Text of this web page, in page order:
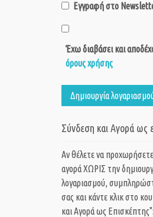
Εγγραφή στο
Έχω διαβάσει και
όρους χρήσης
Δημιουργία
Σύνδεση και Αγορά ως
Αν θέλετε να
αγορά ΧΩΡΙΣ την
λογαριασμού,
σας και κάντε κλικ στο
και Αγορά ως Eπισκέπτης":